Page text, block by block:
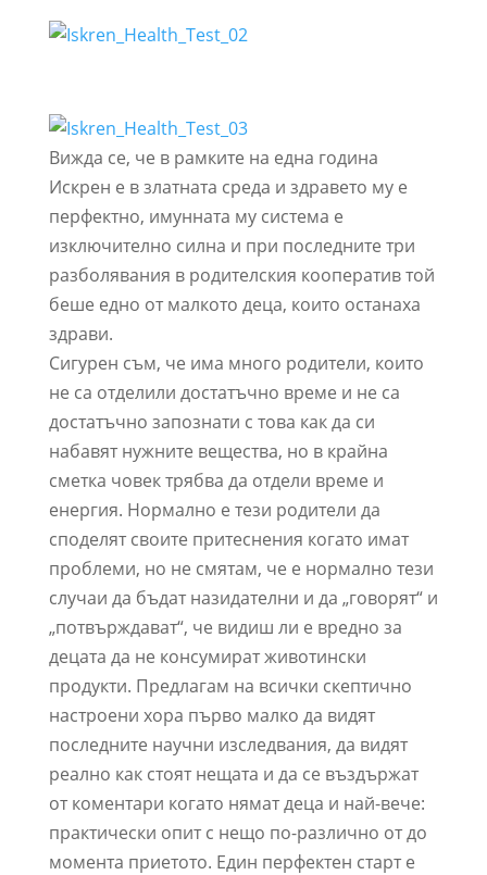
Вижда се, че в рамките на една година
Искрен е в златната среда и здравето му е
перфектно, имунната му система е
изключително силна и при последните три
разболявания в родителския кооператив той
беше едно от малкото деца, които останаха
здрави.
Сигурен съм, че има много родители, които
не са отделили достатъчно време и не са
достатъчно запознати с това как да си
набавят нужните вещества, но в крайна
сметка човек трябва да отдели време и
енергия. Нормално е тези родители да
споделят своите притеснения когато имат
проблеми, но не смятам, че е нормално тези
случаи да бъдат назидателни и да „говорят“ и
„потвърждават“, че видиш ли е вредно за
децата да не консумират животински
продукти. Предлагам на всички скептично
настроени хора първо малко да видят
последните научни изследвания, да видят
реално как стоят нещата и да се въздържат
от коментари когато нямат деца и най-вече:
практически опит с нещо по-различно от до
момента приетото. Един перфектен старт е